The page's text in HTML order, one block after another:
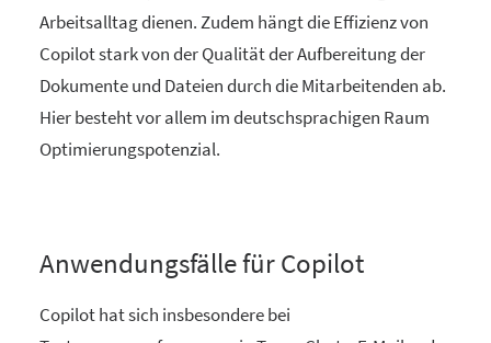
Arbeitsalltag dienen. Zudem hängt die Effizienz von
Copilot stark von der Qualität der Aufbereitung der
Dokumente und Dateien durch die Mitarbeitenden ab.
Hier besteht vor allem im deutschsprachigen Raum
Optimierungspotenzial.
Anwendungsfälle für Copilot
Copilot hat sich insbesondere bei